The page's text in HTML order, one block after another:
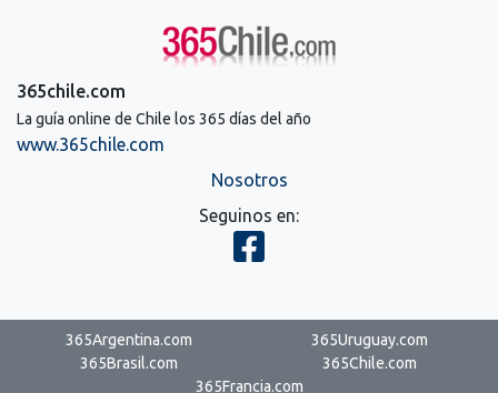
365chile.com
La guía online de Chile los 365 días del año
www.365chile.com
Nosotros
Seguinos en:
365Argentina.com
365Uruguay.com
365Brasil.com
365Chile.com
365Francia.com